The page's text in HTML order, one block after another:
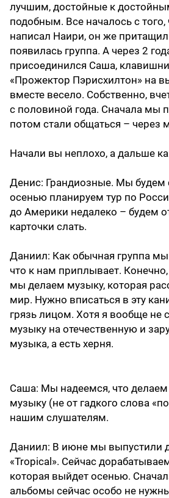
лучшим, достойные к
подобным. Все началось с того,
написал Наири, он же
появилась группа. А через 2
присоединился Саша,
«Прожектор Пэрисхилтон» на
вместе весело. Собственно,
с половиной года. Сначала мы
потом стали общаться – через
Начали вы неплохо, а дальше
Денис: Грандиозные. Мы будем
осенью планируем тур по
до Америки недалеко – будем
карточки слать.
Даниил: Как обычная группа
что к нам приплывает. Конечно,
мы делаем музыку, которая
мир. Нужно вписаться в эту
грязь лицом. Хотя я вообще не
музыку на отечественную и
музыка, а есть херня.
Саша: Мы надеемся, что
музыку (не от гадкого слова
нашим слушателям.
Даниил: В июне мы выпустили
«Tropical». Сейчас
которая выйдет осенью.
альбомы сейчас особо не